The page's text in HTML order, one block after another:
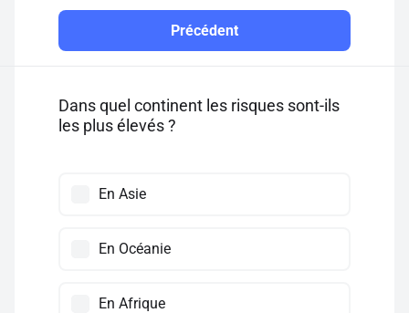
Précédent
Dans quel continent les risques sont-ils
les plus élevés ?
En Asie
En Océanie
En Afrique